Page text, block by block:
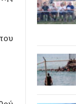
Οι
30 ΙΟΥΛΊΟΥ 2026
Οδύσσεια: